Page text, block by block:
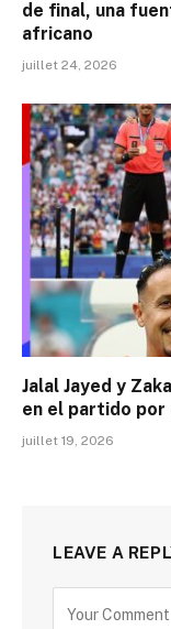
de final, una
africano
juillet 24, 2026
Jalal Jayed y
en el partido
juillet 19, 2026
LEAVE A